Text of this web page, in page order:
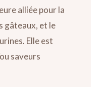
alliée pour la
gâteaux, et le
Elle est
saveurs